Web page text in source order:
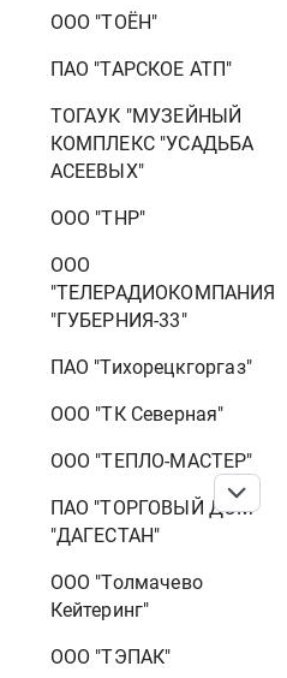
ООО "ТОЁН"
ПАО "ТАРСКОЕ АТП"
ТОГАУК "МУЗЕЙНЫЙ
КОМПЛЕКС "УСАДЬБА
АСЕЕВЫХ"
ООО "ТНР"
ООО
"ТЕЛЕРАДИОКОМПАНИЯ
"ГУБЕРНИЯ-33"
ПАО "Тихорецкгоргаз"
ООО "ТК Северная"
ООО "ТЕПЛО-МАСТЕР"
ПАО "ТОРГОВЫЙ ДОМ
"ДАГЕСТАН"
ООО "Толмачево
Кейтеринг"
ООО "ТЭПАК"